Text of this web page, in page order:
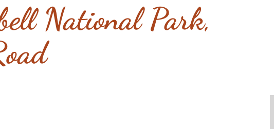
National Park,